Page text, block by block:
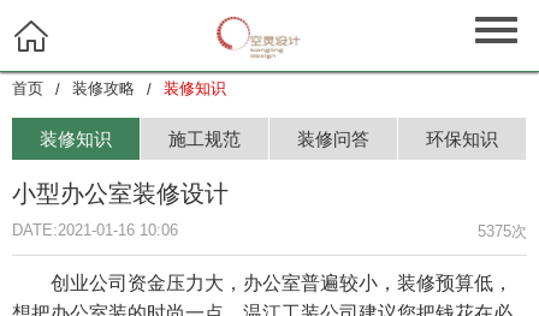

首页 / 装修攻略 / 装修知识
装修知识 施工规范 装修问答 环保知识
小型办公室装修设计
DATE:2021-01-16 10:06 5375次
创业公司资金压力大，办公室普遍较小，装修预算低，